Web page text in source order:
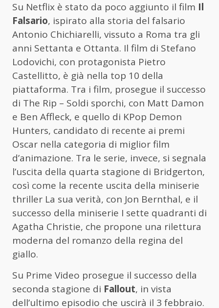
Su Netflix è stato da poco aggiunto il film Il
Falsario, ispirato alla storia del falsario
Antonio Chichiarelli, vissuto a Roma tra gli
anni Settanta e Ottanta. Il film di Stefano
Lodovichi, con protagonista Pietro
Castellitto, è già nella top 10 della
piattaforma. Tra i film, prosegue il successo
di The Rip – Soldi sporchi, con Matt Damon
e Ben Affleck, e quello di KPop Demon
Hunters, candidato di recente ai premi
Oscar nella categoria di miglior film
d’animazione. Tra le serie, invece, si segnala
l’uscita della quarta stagione di Bridgerton,
così come la recente uscita della miniserie
thriller La sua verità, con Jon Bernthal, e il
successo della miniserie I sette quadranti di
Agatha Christie, che propone una rilettura
moderna del romanzo della regina del
giallo.
Su Prime Video prosegue il successo della
seconda stagione di Fallout, in vista
dell’ultimo episodio che uscirà il 3 febbraio.